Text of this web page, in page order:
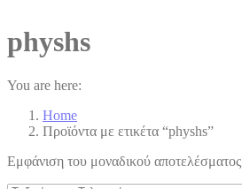
physhs
You are here:
Home
Προϊόντα με ετικέτα “physhs”
Εμφάνιση του μοναδικού αποτελέσματος